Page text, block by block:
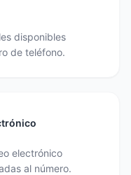
disponibles
de teléfono.
electrónico
al número.